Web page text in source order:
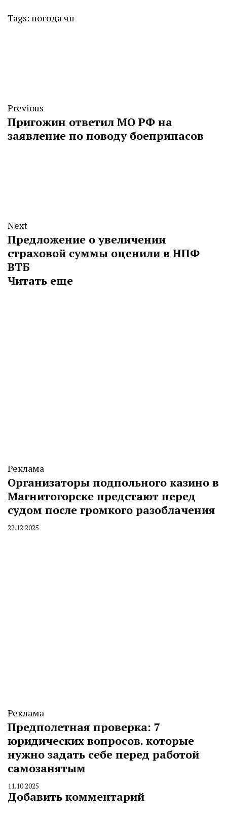
Tags: погодачп
Previous
Пригожин ответил МО РФ на
заявление по поводу боеприпасов
Next
Предложение о увеличении
страховой суммы оценили в НПФ
ВТБ
Читать еще
Реклама
Организаторы подпольного казино в
Магнитогорске предстают перед
судом после громкого разоблачения
By
22.12.2025
Реклама
Предполетная проверка: 7
юридических вопросов. которые
нужно задать себе перед работой
самозанятым
By
CHELINDUSTRY
11.10.2025
Добавить комментарий